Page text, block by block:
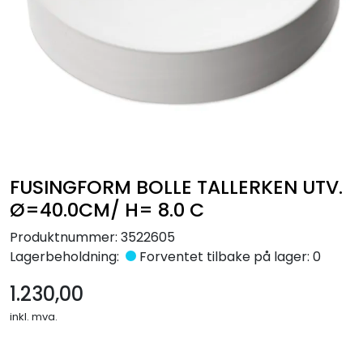
FUSINGFORM BOLLE TALLERKEN UTV.
Ø=40.0CM/ H= 8.0 C
Produktnummer: 3522605
Lagerbeholdning:
Forventet tilbake på lager: 0
1.230,00
inkl. mva.
Gipsformer